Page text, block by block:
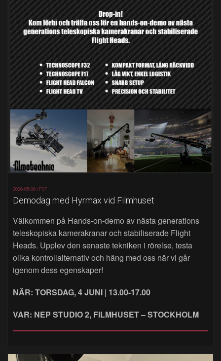
2026-05-06 | FSF
Demodag med Hyrmax vid Filmhuset
Välkommen på Hands‑on‑demo av nästa generations
teleskopiska kamerakranar och stabiliserade Flight
Heads. Upplev den senaste tekniken i rörelse, testa
olika kontrollalternativ och häng med oss när vi går
igenom dess egenskaper!
NÄR: TORSDAG, 4 JUNI | 13.00-17.00
VAR: NEP STUDIO 2, FILMHUSET – STOCKHOLM